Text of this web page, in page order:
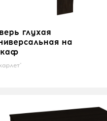
глухая
на